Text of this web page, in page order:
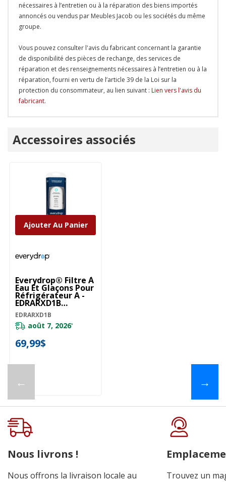
nécessaires à l’entretien ou à la réparation des biens importés
annoncés ou vendus par Meubles Jacob ou les sociétés du même
groupe.
Vous pouvez consulter l'avis du fabricant concernant la garantie
de disponibilité des pièces de rechange, des services de
réparation et des renseignements nécessaires à l’entretien ou à la
réparation, fourni en vertu de l’article 39 de la Loi sur la
protection du consommateur, au lien suivant : Lien vers l'avis du
fabricant.
Accessoires associés
←
Everydrop® Filtre À
Eau Et Glaçons Pour
Réfrigérateur A -
EDRARXD1B
EDRARXD1B
EDRARXD1B
août 7, 2026*
69,99$
Ajouter Au Panier
→
Nous livrons !
Nous offrons la livraison locale au
Trouvez un